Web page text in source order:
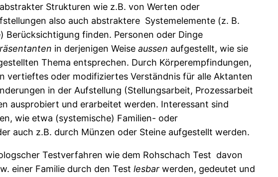
Strukturen wie z.B. von Werten oder
also auch abstraktere Systemelemente (z. B.
Berücksichtigung finden. Personen oder Dinge
in derjenigen Weise aussen aufgestellt, wie sie
Thema entsprechen. Durch Körperempfindungen,
vertieftes oder modifiziertes Verständnis für alle Aktanten
in der Aufstellung (Stellungsarbeit, Prozessarbeit
ausprobiert und erarbeitet werden. Interessant sind
wie etwa (systemische) Familien- oder
auch z.B. durch Münzen oder Steine aufgestellt werden.
Testverfahren wie dem Rohschach Test davon
einer Familie durch den Test lesbar werden, gedeutet und